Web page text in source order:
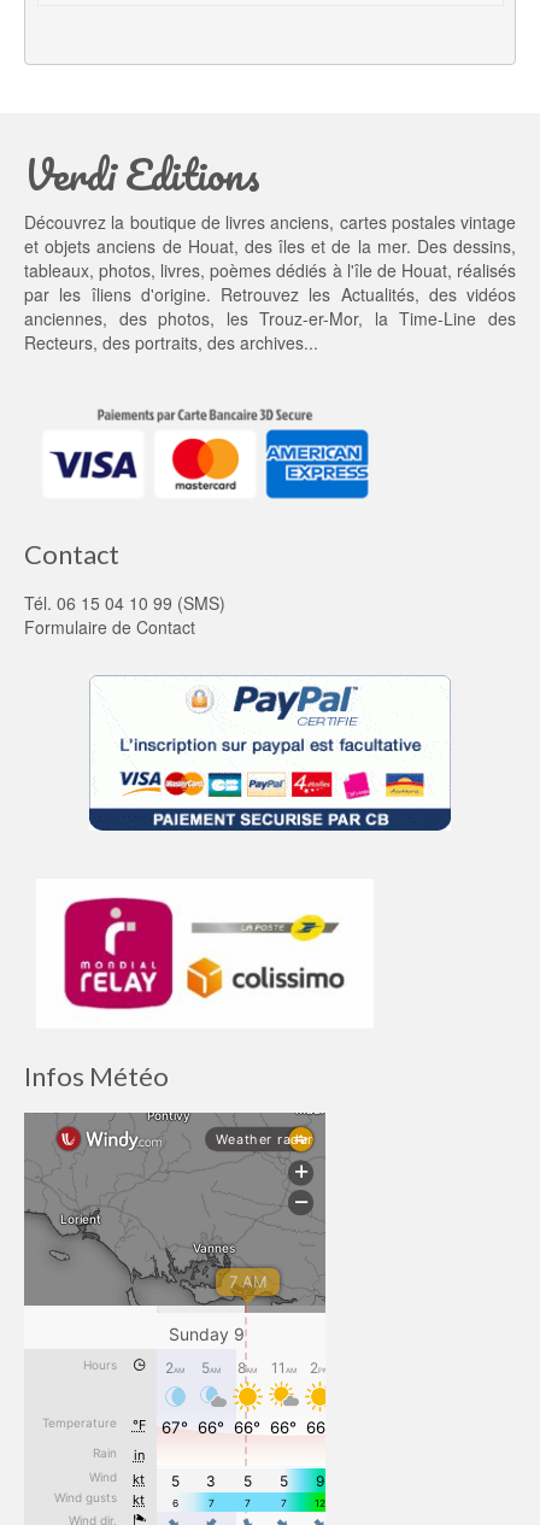
é
t :
0,
0
0 €.
s
Verdi Editions
Découvrez la boutique de livres anciens, cartes postales vintage
et objets anciens de Houat, des îles et de la mer. Des dessins,
tableaux, photos, livres, poèmes dédiés à l'île de Houat, réalisés
par les îliens d'origine. Retrouvez les Actualités, des vidéos
anciennes, desphotos, lesTrouz-er-Mor, laTime-Line des
Recteurs, des portraits, des archives...
Contact
Tél. 06 15 04 10 99 (SMS)
Formulaire de Contact
Infos Météo